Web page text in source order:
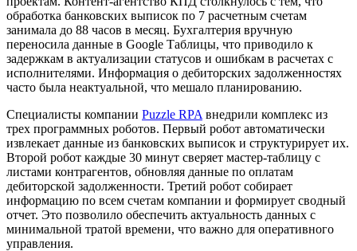
обработка банковских выписок по 7 расчетным счетам
занимала до 88 часов в месяц. Бухгалтерия вручную
переносила данные в Google Таблицы, что приводило к
задержкам в актуализации статусов и ошибкам в расчетах с
исполнителями. Информация о дебиторских задолженностях
часто была неактуальной, что мешало планированию.
Специалисты компании Puzzle RPA внедрили комплекс из
трех программных роботов. Первый робот автоматически
извлекает данные из банковских выписок и структурирует их.
Второй робот каждые 30 минут сверяет мастер-таблицу с
листами контрагентов, обновляя данные по оплатам
дебиторской задолженности. Третий робот собирает
информацию по всем счетам компании и формирует сводный
отчет. Это позволило обеспечить актуальность данных с
минимальной тратой времени, что важно для оперативного
управления.